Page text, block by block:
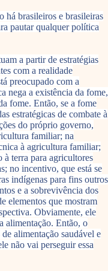
há brasileiros e brasileiras
pautar qualquer política
a partir de estratégias
com a realidade
preocupado com a
nega a existência da fome,
fome. Então, se a fome
estratégicas de combate à
do próprio governo,
familiar; na
à agricultura familiar;
à terra para agricultores
no incentivo, que está se
indígenas para fins outros
e a sobrevivência dos
elementos que mostram
Obviamente, ele
alimentação. Então, o
alimentação saudável e
não vai perseguir essa